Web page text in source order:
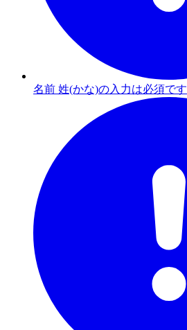
名前 姓(かな)の入力は必須です